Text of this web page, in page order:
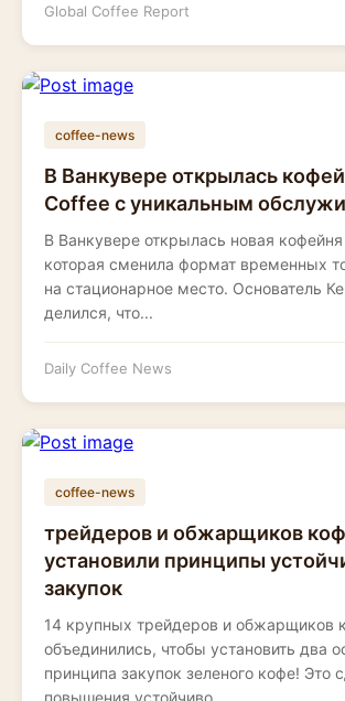
Global Coffee Report
coffee-news
В Ванкувере открылась
Coffee с уникальным
В Ванкувере открылась новая
которая сменила формат временных
на стационарное место. Основатель
делился, что...
Daily Coffee News
coffee-news
трейдеров и обжарщиков
установили принципы
закупок
14 крупных трейдеров и обжарщиков
объединились, чтобы установить два
принципа закупок зеленого кофе! Это
повышения устойчиво...